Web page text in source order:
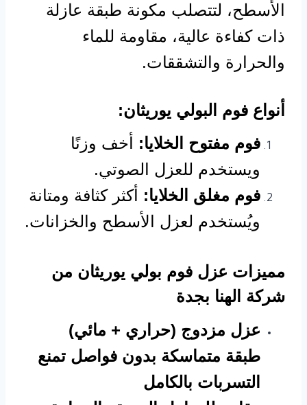
الأسطح، لتتصلب مكونة طبقة عازلة
ذات كفاءة عالية، مقاومة للماء
والحرارة والتشققات.
أنواع فوم البولي يوريثان:
فوم مفتوح الخلايا: أخف وزنًا
ويستخدم للعزل الصوتي.
فوم مغلق الخلايا: أكثر كثافة ومتانة
ويُستخدم لعزل الأسطح والخزانات.
مميزات عزل فوم بولي يوريثان من
شركة الهنا بجدة
عزل مزدوج (حراري + مائي)
طبقة متماسكة بدون فواصل تمنع
التسربات بالكامل